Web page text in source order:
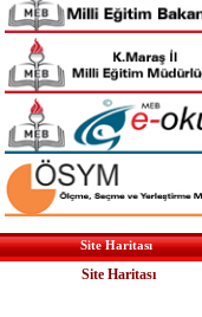
Site Haritası
Site Haritası